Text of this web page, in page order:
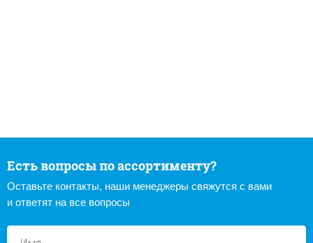
Есть вопросы по ассортименту?
Оставьте контакты, наши менеджеры свяжутся с вами
и ответят на все вопросы